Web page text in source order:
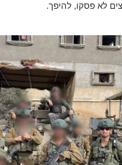
לא פסקו, להיפך.